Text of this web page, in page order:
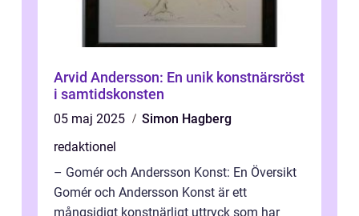
Arvid Andersson: En unik konstnärsröst
i samtidskonsten
05 maj 2025
Simon Hagberg
redaktionel
– Gomér och Andersson Konst: En Översikt
Gomér och Andersson Konst är ett
mångsidigt konstnärligt uttryck som har